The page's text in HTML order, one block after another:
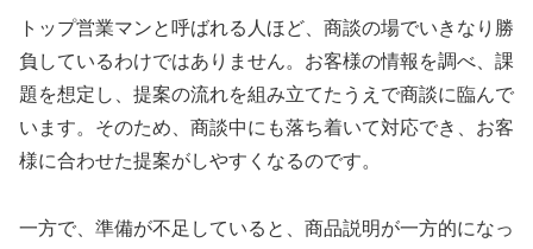
トップ営業マンと呼ばれる人ほど、商談の場でいきなり勝
負しているわけではありません。お客様の情報を調べ、課
題を想定し、提案の流れを組み立てたうえで商談に臨んで
います。そのため、商談中にも落ち着いて対応でき、お客
様に合わせた提案がしやすくなるのです。
一方で、準備が不足していると、商品説明が一方的になっ